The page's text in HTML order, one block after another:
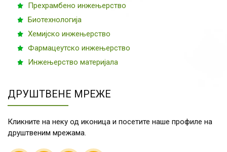
Прехрамбено инжењерство
Биотехнологија
Хемијско инжењерство
Фармацеутско инжењерство
Инжењерство материјала
ДРУШТВЕНЕ МРЕЖЕ
Кликните на неку од иконица и посетите наше профиле на
друштвеним мрежама.